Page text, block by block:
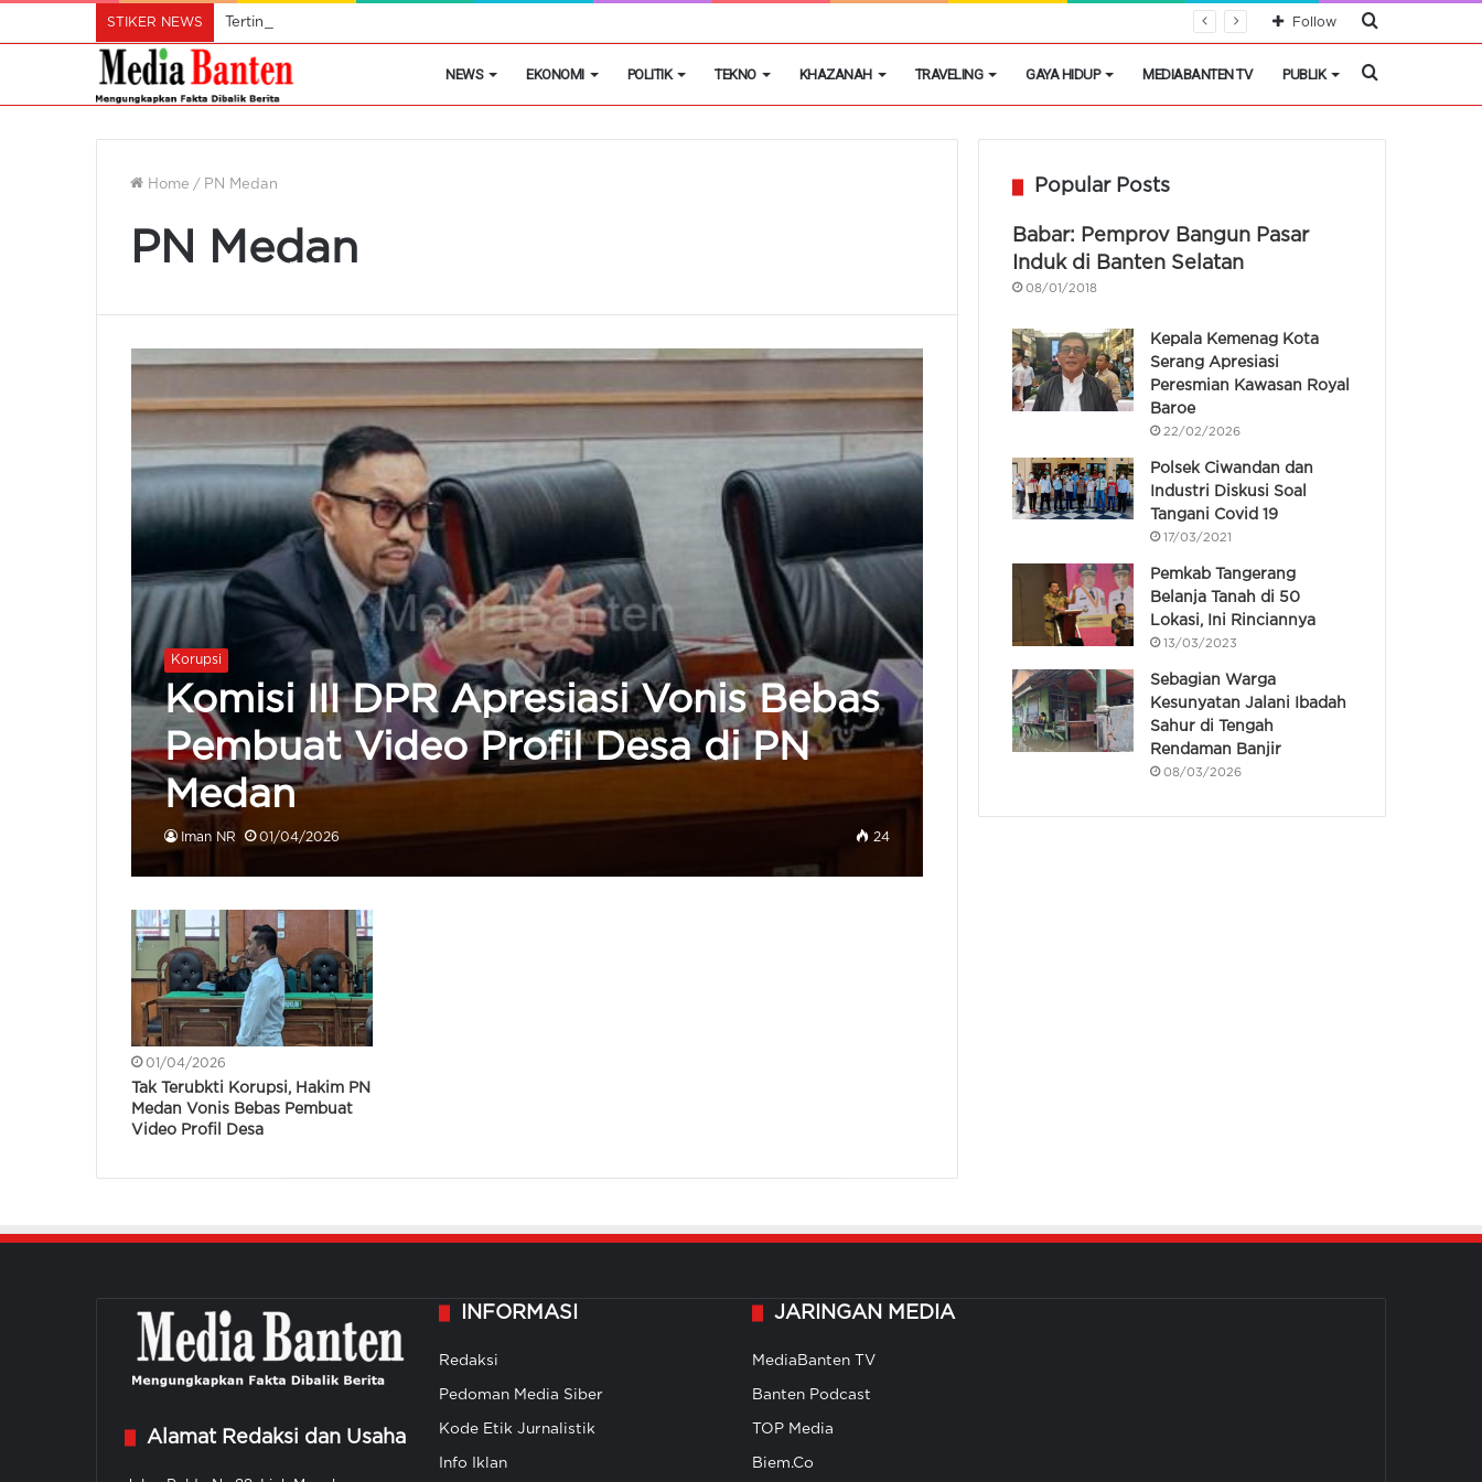
STIKER NEWS Tertinggi di Asia Tenggara, Bandara Soetta Layani 25,9 Juta Penumpang Pesawat Semester I 2026 Cari
Follow
NEWS EKONOMI POLITIK TEKNO KHAZANAH TRAVELING GAYA HIDUP MEDIABANTEN TV PUBLIK Cari
Home / PN Medan
PN Medan
Korupsi
Komisi III DPR Apresiasi Vonis Bebas
Pembuat Video Profil Desa di PN
Medan
Iman NR 01/04/2026 24
01/04/2026
Tak Terubkti Korupsi, Hakim PN
Medan Vonis Bebas Pembuat
Video Profil Desa
Popular Posts
Babar: Pemprov Bangun Pasar
Induk di Banten Selatan
08/01/2018
Kepala Kemenag Kota
Serang Apresiasi
Peresmian Kawasan Royal
Baroe
22/02/2026
Polsek Ciwandan dan
Industri Diskusi Soal
Tangani Covid 19
17/03/2021
Pemkab Tangerang
Belanja Tanah di 50
Lokasi, Ini Rinciannya
13/03/2023
Sebagian Warga
Kesunyatan Jalani Ibadah
Sahur di Tengah
Rendaman Banjir
08/03/2026
Alamat Redaksi dan Usaha
INFORMASI
Redaksi
Pedoman Media Siber
Kode Etik Jurnalistik
Info Iklan
JARINGAN MEDIA
MediaBanten TV
Banten Podcast
TOP Media
Biem.Co